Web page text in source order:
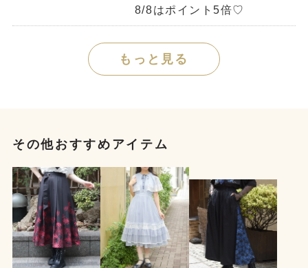
8/8はポイント5倍♡
もっと見る
その他おすすめアイテム